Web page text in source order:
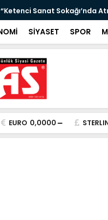
“Ketenci Sanat Sokağı’nda
SİYASET SPOR
EURO 0,0000